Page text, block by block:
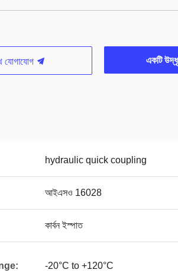
যোগাযোগ একটি
hydraulic quick coupling
আইএসও 16028
কার্বন ইস্পাত
-20°C to +120°C